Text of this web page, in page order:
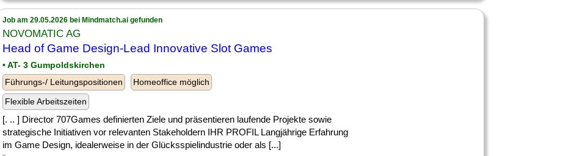
Job am 29.05.2026 bei Mindmatch.ai gefunden
NOVOMATIC AG
Head of Game Design-Lead Innovative Slot Games
• AT- 3 Gumpoldskirchen
Führungs-/ Leitungspositionen
Homeoffice möglich
Flexible Arbeitszeiten
[. .. ] Director 707Games definierten Ziele und präsentieren laufende Projekte sowie
strategische Initiativen vor relevanten Stakeholdern IHR PROFIL Langjährige Erfahrung
im Game Design, idealerweise in der Glücksspielindustrie oder als [...]